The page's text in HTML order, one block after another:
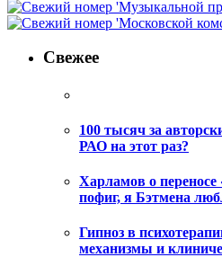
Свежее
100 тысяч за
РАО на этот раз?
Харламов о
пофиг, я Бэтмена
Гипноз в
механизмы и